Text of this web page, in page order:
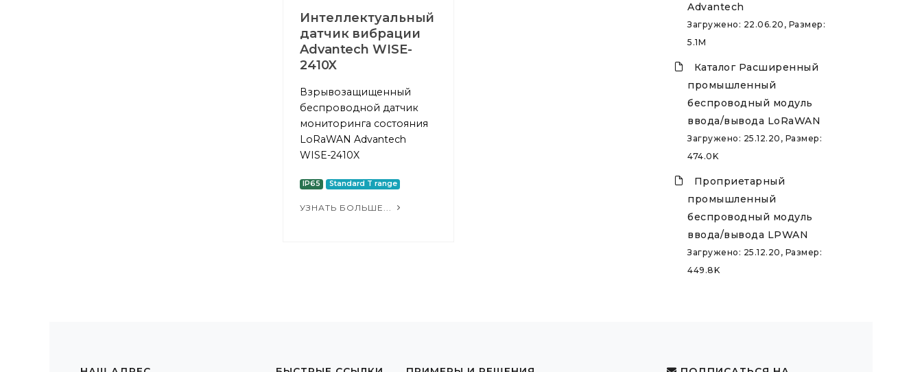
Интеллектуальный
датчик вибрации
Advanteсh WISE-
2410X
Взрывозащищенный
беспроводной датчик
мониторинга состояния
LoRaWAN Advanteсh
WISE-2410X
IP65 Standard T range
УЗНАТЬ БОЛЬШЕ...
Advantech
Загружено: 22.06.20, Размер:
5.1M
Каталог Расширенный
промышленный
беспроводный модуль
ввода/вывода LoRaWAN
Загружено: 25.12.20, Размер:
474.0K
Проприетарный
промышленный
беспроводный модуль
ввода/вывода LPWAN
Загружено: 25.12.20, Размер:
449.8K